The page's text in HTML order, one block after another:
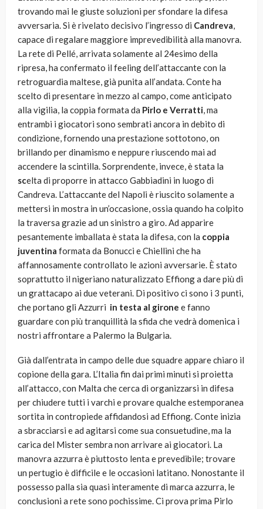
trovando mai le giuste soluzioni per sfondare la difesa
avversaria. Si è rivelato decisivo l’ingresso di Candreva,
capace di regalare maggiore imprevedibilità alla manovra.
La rete di Pellé, arrivata solamente al 24esimo della
ripresa, ha confermato il feeling dell’attaccante con la
retroguardia maltese, già punita all’andata. Conte ha
scelto di presentare in mezzo al campo, come anticipato
alla vigilia, la coppia formata da Pirlo e Verratti, ma
entrambi i giocatori sono sembrati ancora in debito di
condizione, fornendo una prestazione sottotono, on
brillando per dinamismo e neppure riuscendo mai ad
accendere la scintilla. Sorprendente, invece, è stata la
scelta di proporre in attacco Gabbiadini in luogo di
Candreva. L’attaccante del Napoli è riuscito solamente a
mettersi in mostra in un’occasione, ossia quando ha colpito
la traversa grazie ad un sinistro a giro. Ad apparire
pesantemente imballata è stata la difesa, con la coppia
juventina formata da Bonucci e Chiellini che ha
affannosamente controllato le azioni avversarie. È stato
soprattutto il nigeriano naturalizzato Effiong a dare più di
un grattacapo ai due veterani. Di positivo ci sono i 3 punti,
che portano gli Azzurri in testa al girone e fanno
guardare con più tranquillità la sfida che vedrà domenica i
nostri affrontare a Palermo la Bulgaria.
Già dall’entrata in campo delle due squadre appare chiaro il
copione della gara. L’Italia fin dai primi minuti si proietta
all’attacco, con Malta che cerca di organizzarsi in difesa
per chiudere tutti i varchi e provare qualche estemporanea
sortita in contropiede affidandosi ad Effiong. Conte inizia
a sbracciarsi e ad agitarsi come sua consuetudine, ma la
carica del Mister sembra non arrivare ai giocatori. La
manovra azzurra è piuttosto lenta e prevedibile; trovare
un pertugio è difficile e le occasioni latitano. Nonostante il
possesso palla sia quasi interamente di marca azzurra, le
conclusioni a rete sono pochissime. Ci prova prima Pirlo